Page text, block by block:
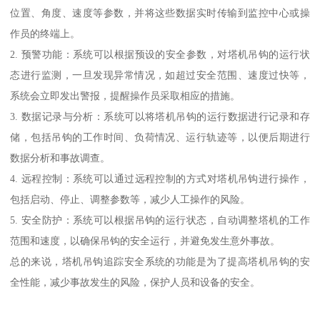
位置、角度、速度等参数，并将这些数据实时传输到监控中心或操
作员的终端上。
2. 预警功能：系统可以根据预设的安全参数，对塔机吊钩的运行状
态进行监测，一旦发现异常情况，如超过安全范围、速度过快等，
系统会立即发出警报，提醒操作员采取相应的措施。
3. 数据记录与分析：系统可以将塔机吊钩的运行数据进行记录和存
储，包括吊钩的工作时间、负荷情况、运行轨迹等，以便后期进行
数据分析和事故调查。
4. 远程控制：系统可以通过远程控制的方式对塔机吊钩进行操作，
包括启动、停止、调整参数等，减少人工操作的风险。
5. 安全防护：系统可以根据吊钩的运行状态，自动调整塔机的工作
范围和速度，以确保吊钩的安全运行，并避免发生意外事故。
总的来说，塔机吊钩追踪安全系统的功能是为了提高塔机吊钩的安
全性能，减少事故发生的风险，保护人员和设备的安全。